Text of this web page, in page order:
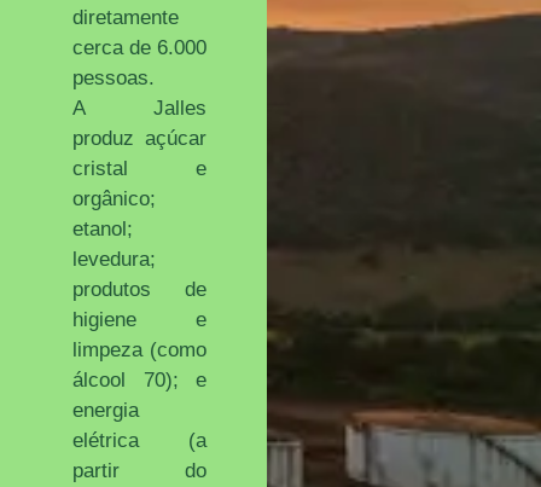
diretamente
cerca de 6.000
pessoas.
A Jalles
produz açúcar
cristal e
orgânico;
etanol;
levedura;
produtos de
higiene e
limpeza (como
álcool 70); e
energia
elétrica (a
partir do